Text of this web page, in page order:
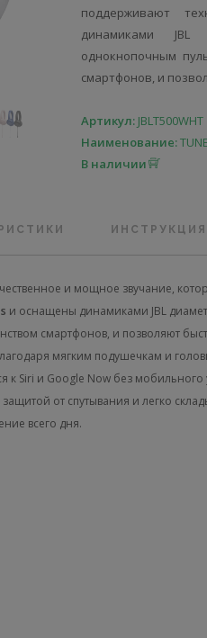
поддерживают
динамиками
однокнопочным
смартфонов, и
Артикул: JBLT500WHT
Наименование:
В наличии
ИНСТРУКЦИЯ
и мощное звучание,
и оснащены динамиками JBL
смартфонов, и позволяют
мягким подушечкам и
к Siri и Google Now без мобильного
от спутывания и легко
всего дня.